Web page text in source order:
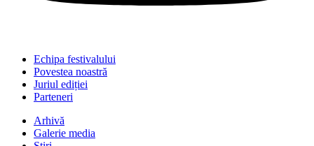
Echipa festivalului
Povestea noastră
Juriul ediției
Parteneri
Arhivă
Galerie media